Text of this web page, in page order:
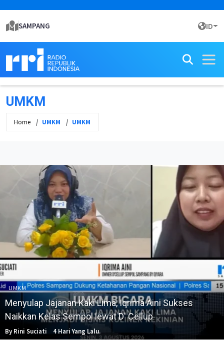
SAMPANG ID
UMKM
Home UMKM UMKM
UMKM
Menyulap Jajanan Kaki Lima, Iqrima Aini Sukses
Naikkan Kelas Sempol lewat D' Cellup
By Rini Suciati 4 Hari Yang Lalu.